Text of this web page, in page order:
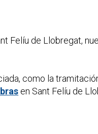
Felíu de Llobregat,
como la
en Sant Felíu de